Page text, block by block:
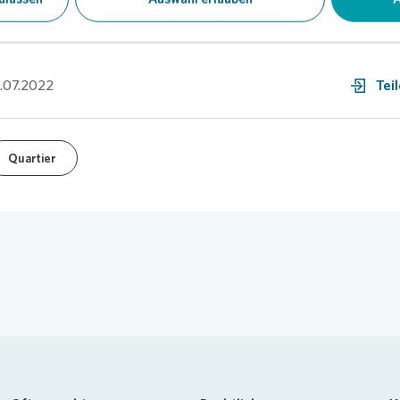
Quartier